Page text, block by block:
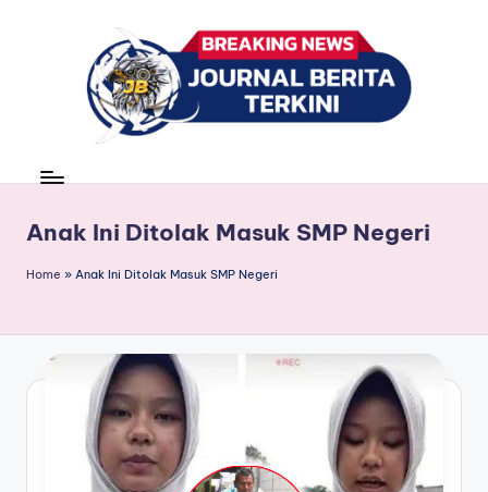
r
n
l
B
news
Anak Ini Ditolak Masuk SMP Negeri
Home » Anak Ini Ditolak Masuk SMP Negeri